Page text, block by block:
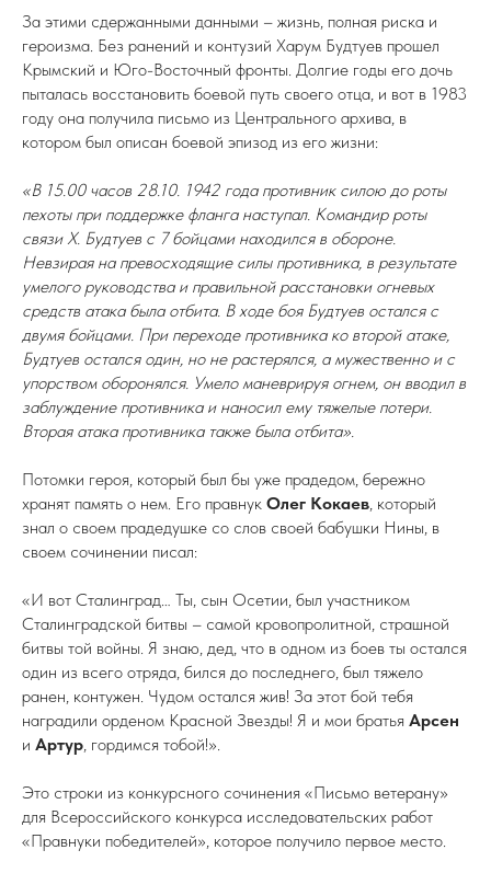
За этими сдержанными данными – жизнь, полная риска и
героизма. Без ранений и контузий Харум Будтуев прошел
Крымский и Юго-Восточный фронты. Долгие годы его дочь
пыталась восстановить боевой путь своего отца, и вот в 1983
году она получила письмо из Центрального архива, в
котором был описан боевой эпизод из его жизни:
«В 15.00 часов 28.10. 1942 года противник силою до роты
пехоты при поддержке фланга наступал. Командир роты
связи Х. Будтуев с 7 бойцами находился в обороне.
Невзирая на превосходящие силы противника, в результате
умелого руководства и правильной расстановки огневых
средств атака была отбита. В ходе боя Будтуев остался с
двумя бойцами. При переходе противника ко второй атаке,
Будтуев остался один, но не растерялся, а мужественно и с
упорством оборонялся. Умело маневрируя огнем, он вводил в
заблуждение противника и наносил ему тяжелые потери.
Вторая атака противника также была отбита».
Потомки героя, который был бы уже прадедом, бережно
хранят память о нем. Его правнук Олег Кокаев, который
знал о своем прадедушке со слов своей бабушки Нины, в
своем сочинении писал:
«И вот Сталинград… Ты, сын Осетии, был участником
Сталинградской битвы – самой кровопролитной, страшной
битвы той войны. Я знаю, дед, что в одном из боев ты остался
один из всего отряда, бился до последнего, был тяжело
ранен, контужен. Чудом остался жив! За этот бой тебя
наградили орденом Красной Звезды! Я и мои братья Арсен
и Артур, гордимся тобой!».
Это строки из конкурсного сочинения «Письмо ветерану»
для Всероссийского конкурса исследовательских работ
«Правнуки победителей», которое получило первое место.